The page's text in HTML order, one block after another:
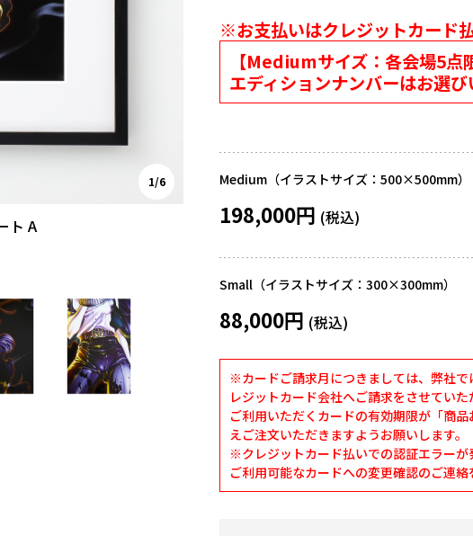
ト A
1/6
※お支払いはクレジットカード払
【Mediumサイズ：各会場5点
エディションナンバーはお選び
Medium（イラストサイズ：500×500mm）
198,000円
Small（イラストサイズ：300×300mm）
88,000円
※カードご請求月につきましては、弊社
レジットカード会社へご請求をさせていた
ご利用いただくカードの有効期限が「商
えご注文いただきますようお願いします。
※クレジットカード払いでの認証エラーが
ご利用可能なカードへの変更確認のご連絡